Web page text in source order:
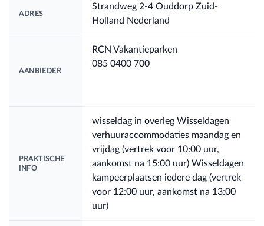
ADRES
Strandweg 2-4 Ouddorp Zuid-
Holland Nederland
AANBIEDER
RCN Vakantieparken
085 0400 700
PRAKTISCHE
INFO
wisseldag in overleg Wisseldagen
verhuuraccommodaties maandag en
vrijdag (vertrek voor 10:00 uur,
aankomst na 15:00 uur) Wisseldagen
kampeerplaatsen iedere dag (vertrek
voor 12:00 uur, aankomst na 13:00
uur)